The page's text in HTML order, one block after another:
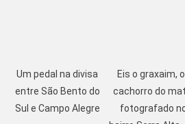
Um pedal na divisa
entre São Bento do
Sul e Campo Alegre
Eis o graxaim,
cachorro do
fotografado